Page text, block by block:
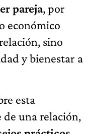
pareja, por
económico
sino
y bienestar a
esta
una relación,